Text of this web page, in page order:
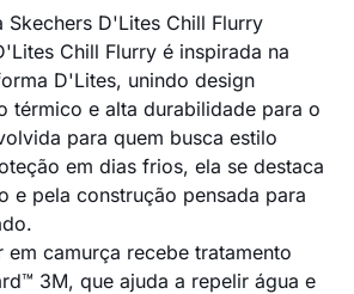
Skechers D'Lites Chill Flurry
Chill Flurry é inspirada na
D'Lites, unindo design
térmico e alta durabilidade para o
para quem busca estilo
em dias frios, ela se destaca
e pela construção pensada para
em camurça recebe tratamento
3M, que ajuda a repelir água e